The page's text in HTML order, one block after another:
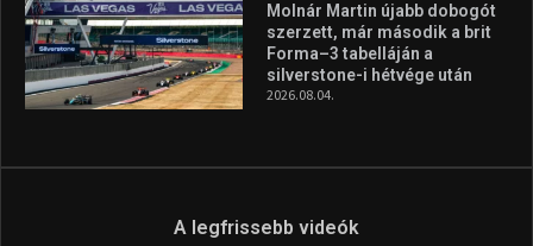
Molnár Martin újabb dobogót
szerzett, már második a brit
Forma–3 tabelláján a
silverstone-i hétvége után
2026.08.04.
A legfrissebb videók